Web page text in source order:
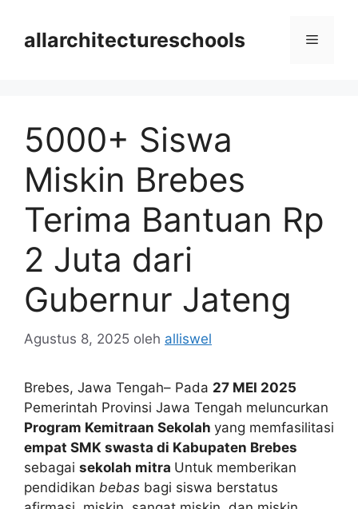
allarchitectureschools Menu
5000+ Siswa
Miskin Brebes
Terima Bantuan Rp
2 Juta dari
Gubernur Jateng
Agustus 8, 2025 oleh alliswel
Brebes, Jawa Tengah– Pada 27 MEI 2025
Pemerintah Provinsi Jawa Tengah meluncurkan
Program Kemitraan Sekolah yang memfasilitasi
empat SMK swasta di Kabupaten Brebes
sebagai sekolah mitra Untuk memberikan
pendidikan bebas bagi siswa berstatus